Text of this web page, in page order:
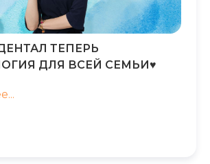
ТЕПЕРЬ
ДЛЯ ВСЕЙ СЕМЬИ♥